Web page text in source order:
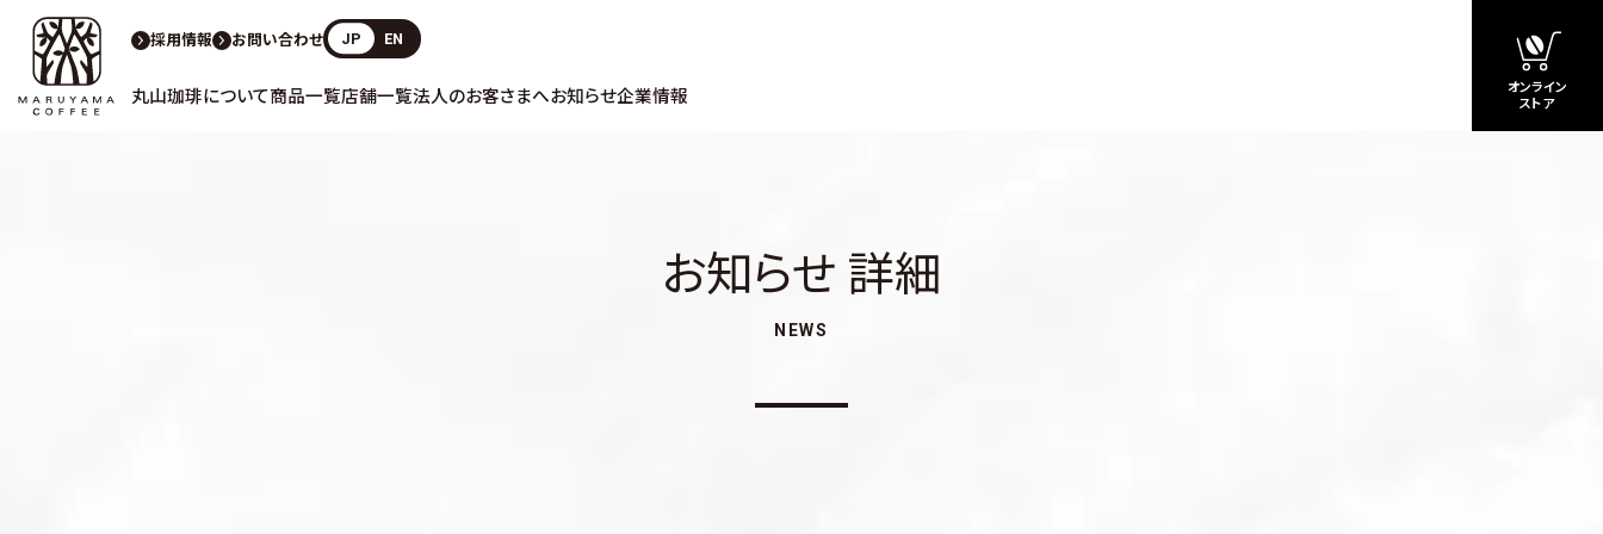
採用情報 お問い合わせ JP EN
丸山珈琲について商品一覧店舗一覧法人のお客さまへお知らせ企業情報
オンライン
ストア
お知らせ 詳細
NEWS